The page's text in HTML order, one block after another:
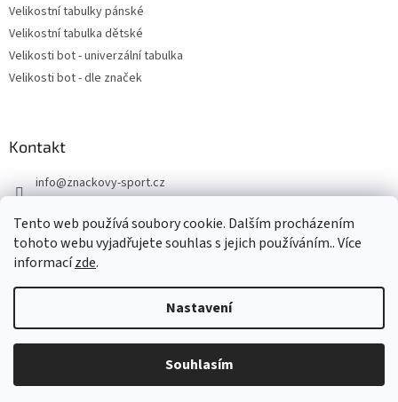
Tento web používá soubory cookie. Dalším procházením
tohoto webu vyjadřujete souhlas s jejich používáním.. Více
informacízde.
Nastavení
Souhlasím
DOVOLENÁ - objednávky přijaté nyní odešleme v pondělí 10.8.
Velikostní tabulky pánské
Velikostní tabulka dětské
Velikosti bot - univerzální tabulka
Velikosti bot - dle značek
Kontakt
info@znackovy-sport.cz
Vytvořil Shoptet
Značkový sport. Všechna práva vyhrazena.